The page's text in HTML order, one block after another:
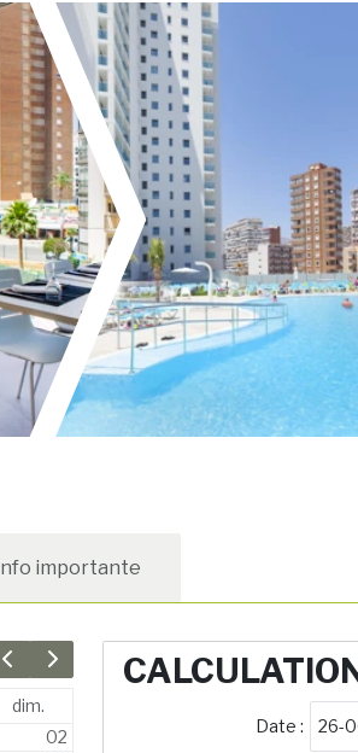
importante
Previous month
Next month
dim.
02
Date :